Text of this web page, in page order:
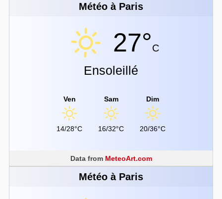
Météo à Paris
27°C
Ensoleillé
Ven
14/28°C
Sam
16/32°C
Dim
20/36°C
Data from MeteoArt.com
Météo à Paris